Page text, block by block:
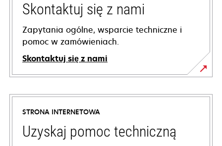
Skontaktuj się z nami
Zapytania ogólne, wsparcie techniczne i
pomoc w zamówieniach.
Skontaktuj się z nami
STRONA INTERNETOWA
Uzyskaj pomoc techniczną